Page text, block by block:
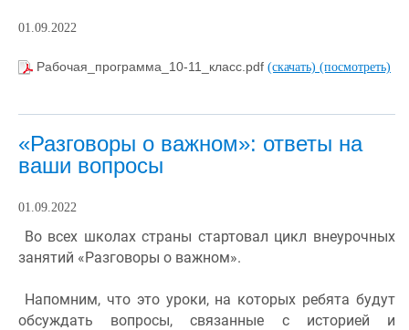
01.09.2022
Рабочая_программа_10-11_класс.pdf (скачать) (посмотреть)
«Разговоры о важном»: ответы на
ваши вопросы
01.09.2022
Во всех школах страны стартовал цикл внеурочных
занятий «Разговоры о важном».
Напомним, что это уроки, на которых ребята будут
обсуждать вопросы, связанные с историей и